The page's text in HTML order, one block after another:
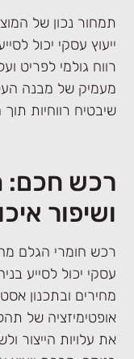
תמחור נכון של
ייעוץ עסקי יכול
רווח גולמי לפריט
מעמיק של מבנה
שיבטיח רווחיות
רכש חכם:
ושיפור
רכש חומרי הגלם
עסקי יכול לסייע
מחירים ובתכנון
אופטימיזציה של
את עלויות הייצור